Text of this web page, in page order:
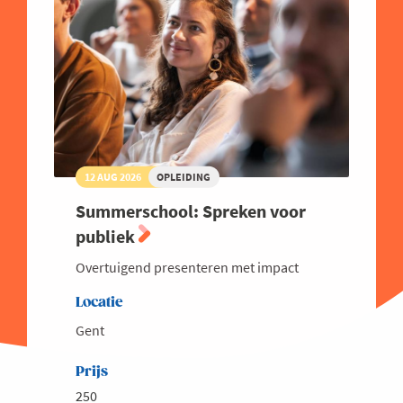
12 AUG 2026 OPLEIDING
Summerschool: Spreken voor
publiek
Overtuigend presenteren met impact
Locatie
Gent
Prijs
250
West-Vlaanderen
Familiebedrijven
Financieel
Good Governance
Groeien
Haven
Human Resources
Industrie
Innovatie
Internationaal Ondernemen
Juridisch
Logistiek en Transport
Luchtvaart
Traject
Hybride
Online